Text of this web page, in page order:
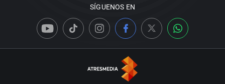
SÍGUENOS EN